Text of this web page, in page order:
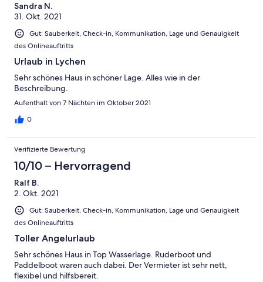
Sandra N.
31. Okt. 2021
Gut: Sauberkeit, Check-in, Kommunikation, Lage und Genauigkeit
des Onlineauftritts
Urlaub in Lychen
Sehr schönes Haus in schöner Lage. Alles wie in der
Beschreibung.
Aufenthalt von 7 Nächten im Oktober 2021
0
Verifizierte Bewertung
10/10 – Hervorragend
Ralf B.
2. Okt. 2021
Gut: Sauberkeit, Check-in, Kommunikation, Lage und Genauigkeit
des Onlineauftritts
Toller Angelurlaub
Sehr schönes Haus in Top Wasserlage. Ruderboot und
Paddelboot waren auch dabei. Der Vermieter ist sehr nett,
flexibel und hilfsbereit.